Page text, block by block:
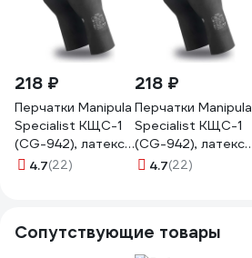
218 ₽
Перчатки Manipula
Specialist КЩС-1
(CG-942), латекс,
0.50 мм, 300 мм,
4.7(22)
218 ₽
Перчатки Manipula
Specialist КЩС-1
(CG-942), латекс,
0.50 мм, 300 мм,
4.7(22)
Сопутствующие товары